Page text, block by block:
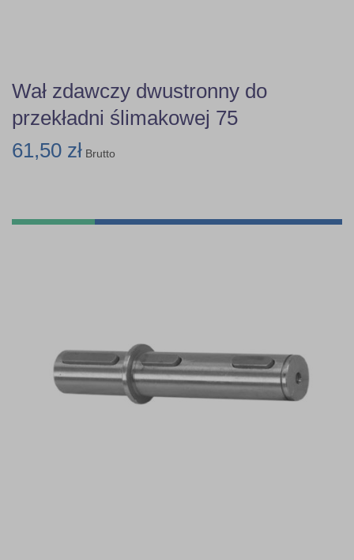
Wał zdawczy dwustronny do
przekładni ślimakowej 75
61,50 zł Brutto